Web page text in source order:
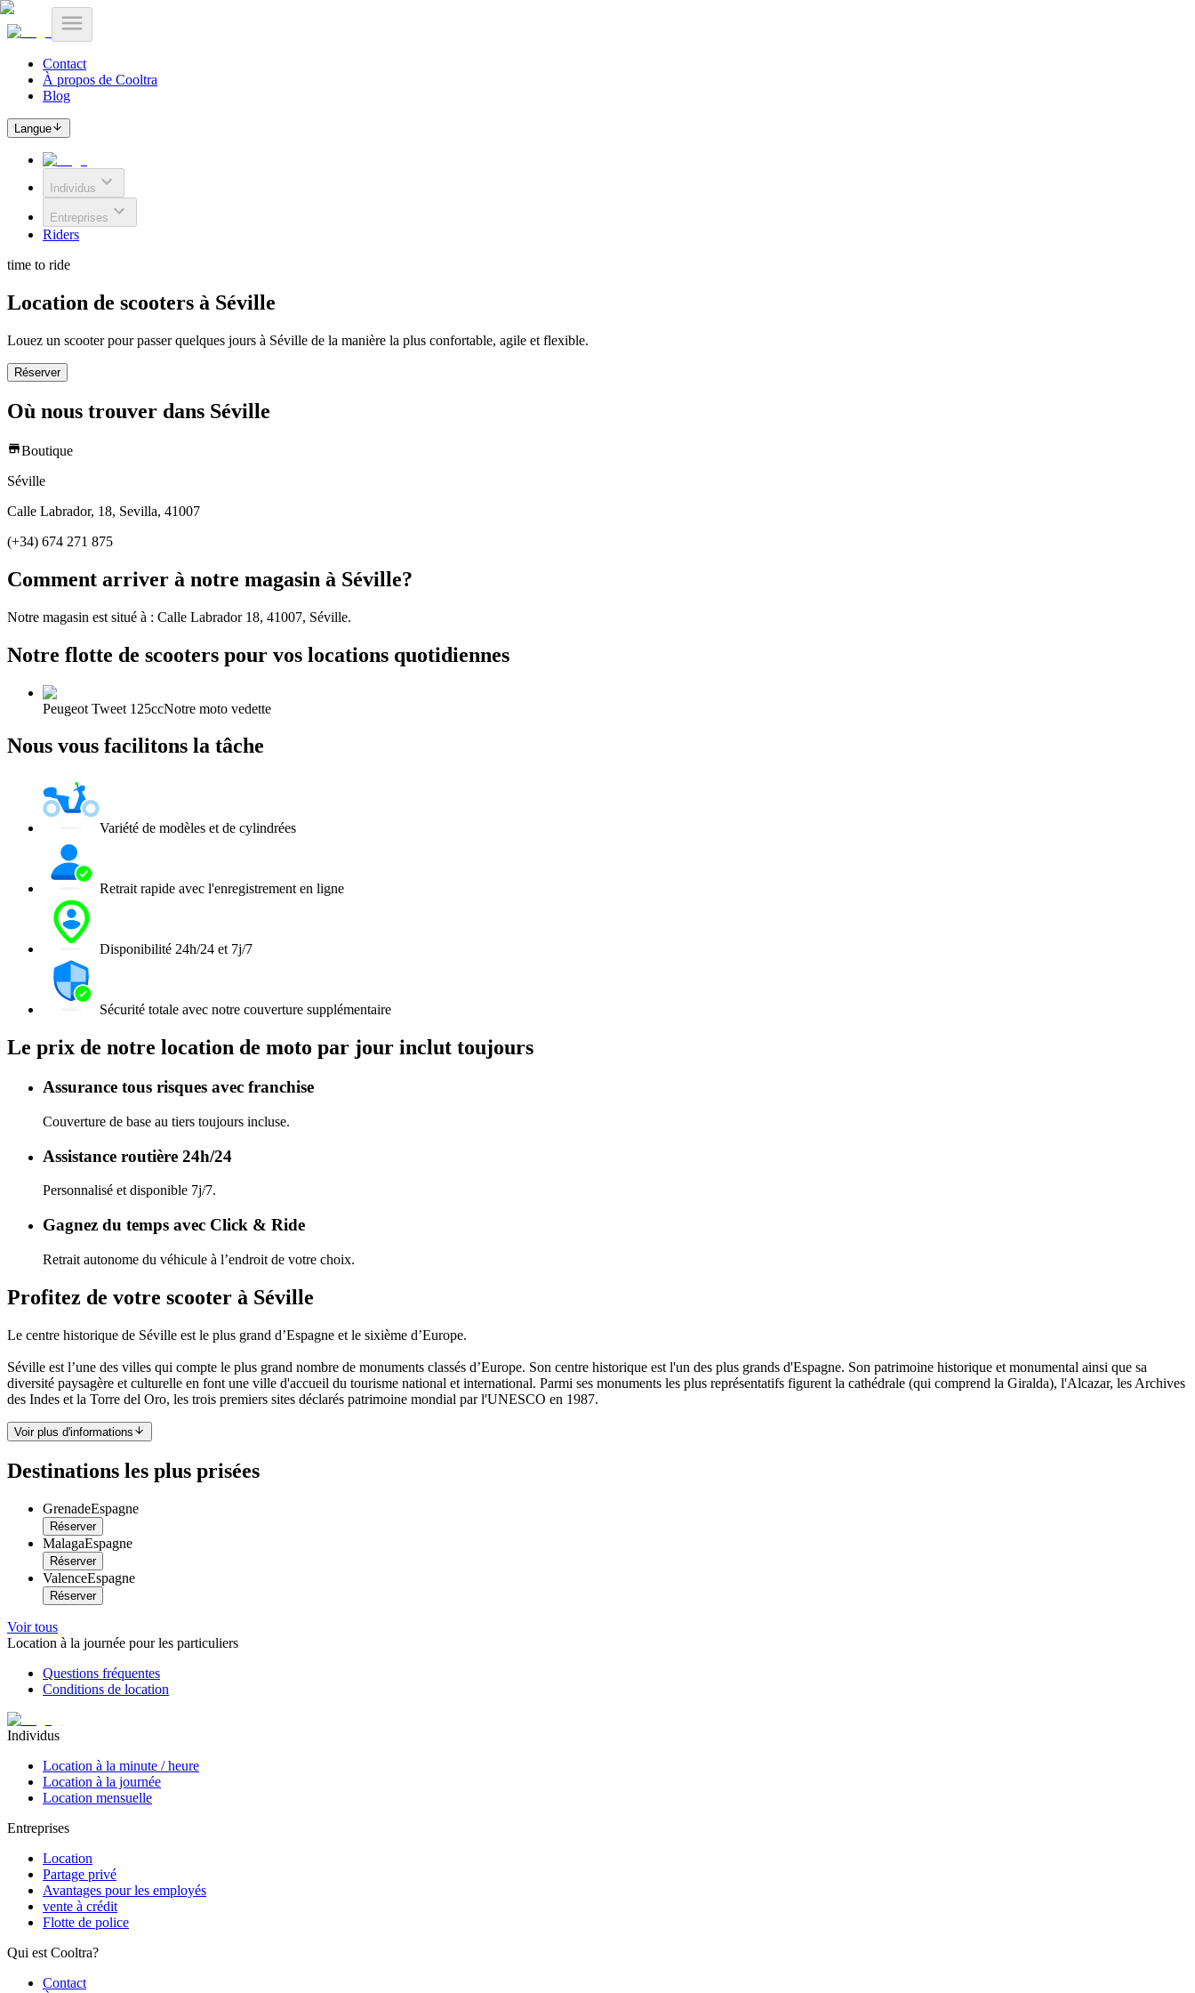
Contact
À propos de Cooltra
Blog
Langue
Individus
Entreprises
Riders
time to ride
Location de scooters à Séville
Louez un scooter pour passer quelques jours à Séville de la manière la plus confortable, agile et flexible.
Réserver
Où nous trouver dans Séville
Boutique
Séville
Calle Labrador, 18, Sevilla, 41007
(+34) 674 271 875
Comment arriver à notre magasin à Séville?
Notre magasin est situé à : Calle Labrador 18, 41007, Séville.
Notre flotte de scooters pour vos locations quotidiennes
Peugeot Tweet 125ccNotre moto vedette
Nous vous facilitons la tâche
Variété de modèles et de cylindrées
Retrait rapide avec l'enregistrement en ligne
Disponibilité 24h/24 et 7j/7
Sécurité totale avec notre couverture supplémentaire
Le prix de notre location de moto par jour inclut toujours
Assurance tous risques avec franchise
Couverture de base au tiers toujours incluse.
Assistance routière 24h/24
Personnalisé et disponible 7j/7.
Gagnez du temps avec Click & Ride
Retrait autonome du véhicule à l’endroit de votre choix.
Profitez de votre scooter à Séville
Le centre historique de Séville est le plus grand d’Espagne et le sixième d’Europe.
Séville est l’une des villes qui compte le plus grand nombre de monuments classés d’Europe. Son centre historique est l'un des plus grands d'Espagne. Son patrimoine historique et monumental ainsi que sa
diversité paysagère et culturelle en font une ville d'accueil du tourisme national et international. Parmi ses monuments les plus représentatifs figurent la cathédrale (qui comprend la Giralda), l'Alcazar, les Archives
des Indes et la Torre del Oro, les trois premiers sites déclarés patrimoine mondial par l'UNESCO en 1987.
Voir plus d'informations
Destinations les plus prisées
GrenadeEspagne
Réserver
MalagaEspagne
Réserver
ValenceEspagne
Réserver
Voir tous
Location à la journée pour les particuliers
Questions fréquentes
Conditions de location
Individus
Location à la minute / heure
Location à la journée
Location mensuelle
Entreprises
Location
Partage privé
Avantages pour les employés
vente à crédit
Flotte de police
Qui est Cooltra?
Contact